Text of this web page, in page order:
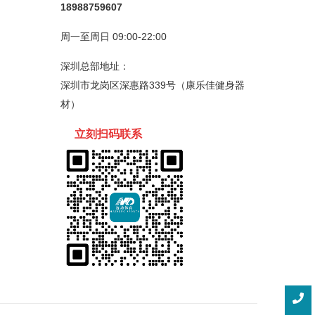
18988759607
周一至周日 09:00-22:00
深圳总部地址：
深圳市龙岗区深惠路339号（康乐佳健身器
材）
立刻扫码联系